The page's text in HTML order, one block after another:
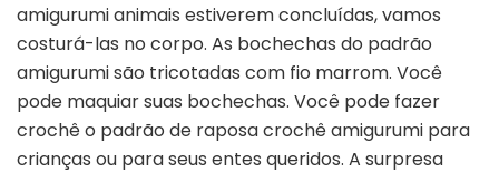
amigurumi animais estiverem concluídas, vamos
costurá-las no corpo. As bochechas do padrão
amigurumi são tricotadas com fio marrom. Você
pode maquiar suas bochechas. Você pode fazer
crochê o padrão de raposa crochê amigurumi para
crianças ou para seus entes queridos. A surpresa